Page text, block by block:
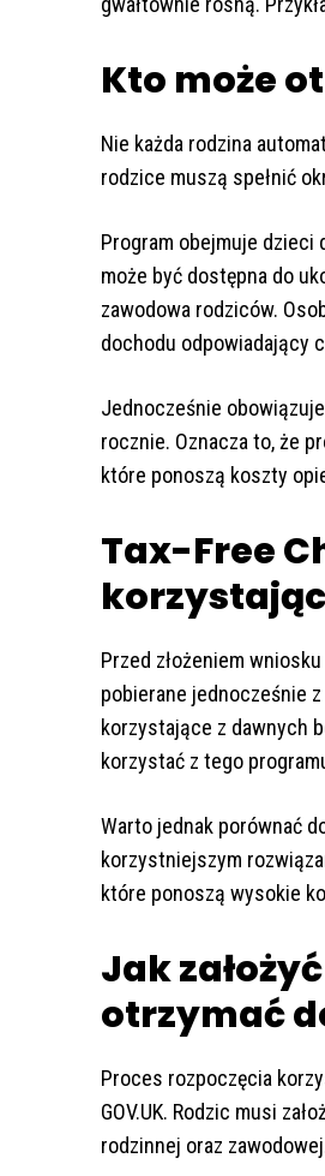
Kto może
Nie każda rodzina
rodzice muszą spełnić
Program obejmuje dzieci
może być dostępna do
zawodowa rodziców.
dochodu odpowiadający
Jednocześnie
rocznie. Oznacza to, że
które ponoszą koszty
Tax-Free
Przed złożeniem
pobierane jednocześnie
korzystające z dawnych
korzystać z tego
Warto jednak porównać
korzystniejszym
które ponoszą wysokie
Jak
otrzymać
Proces rozpoczęcia
GOV.UK. Rodzic musi
rodzinnej oraz